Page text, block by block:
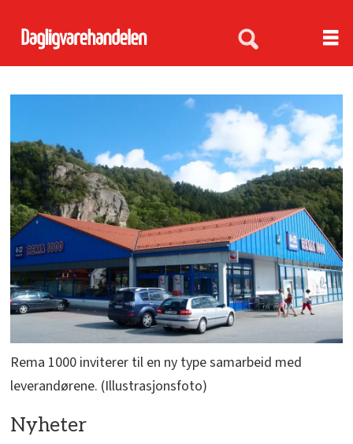
Rema 1000 inviterer til en ny type samarbeid med
leverandørene. (Illustrasjonsfoto)
Nyheter